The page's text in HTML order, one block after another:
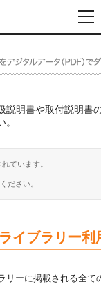
説明書や取付説明書
ています。
ださい。
イブラリー利
リーに掲載される全